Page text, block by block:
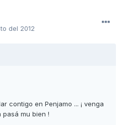
del 2012
contigo en Penjamo ... ¡ venga
mu bien !